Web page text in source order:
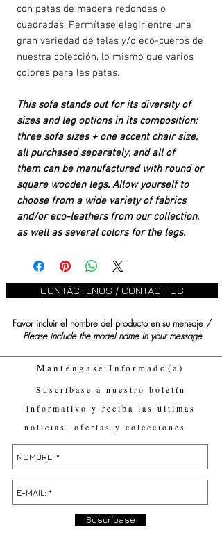
con patas de madera redondas o
cuadradas. Permítase elegir entre una
gran variedad de telas y/o eco-cueros de
nuestra colección, lo mismo que varios
colores para las patas.
This sofa stands out for its diversity of
sizes and leg options in its composition:
three sofa sizes + one accent chair size,
all purchased separately, and all of
them can be manufactured with round or
square wooden legs. Allow yourself to
choose from a wide variety of fabrics
and/or eco-leathers from our collection,
as well as several colors for the legs.
CONTÁCTENOS / CONTACT US
Favor incluir el nombre del producto en su mensaje /
Please include the model name in your message
Manténgase Informado(a)
Suscríbase a nuestro boletín
informativo y reciba las últimas
noticias, ofertas y colecciones.
Suscríbase